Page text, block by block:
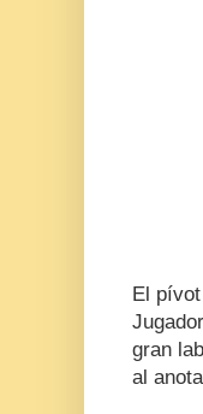
El
gran
al